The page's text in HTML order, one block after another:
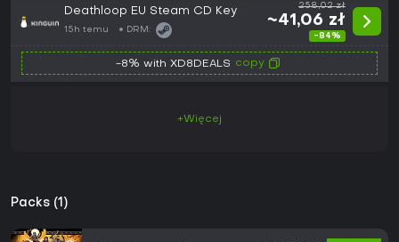
Deathloop EU Steam CD Key
15h temu DRM:
258,02 zł
~41,06 zł
-84%
-8% with XD8DEALS copy
+Więcej
Packs (1)